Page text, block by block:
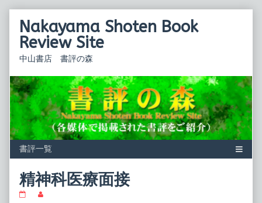
contentNakayama Shoten Book
Review Site
中山書店 書評の森
精神科医療面接